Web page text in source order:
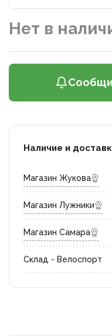
Нет в
Наличие и
Магазин Жукова
Магазин Лужники
Магазин Самара
Склад - Велоспорт